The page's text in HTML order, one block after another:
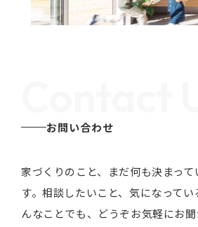
お問い合わせ
家づくりのこと、まだ何も決まっ
す。相談したいこと、気になって
んなことでも、どうぞお気軽にお聞